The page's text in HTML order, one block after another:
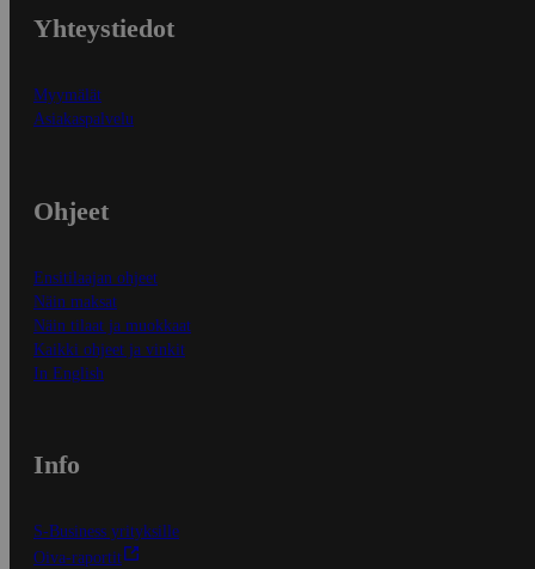
Yhteystiedot
Myymälät
Asiakaspalvelu
Ohjeet
Ensitilaajan ohjeet
Näin maksat
Näin tilaat ja muokkaat
Kaikki ohjeet ja vinkit
In English
Info
S-Business yrityksille
Oiva-raportit